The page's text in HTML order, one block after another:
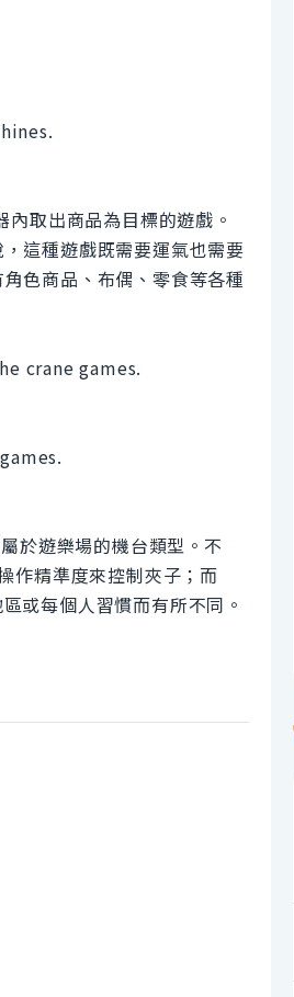
取出商品為目標的遊戲。
這種遊戲既需要運氣也需要
色商品、布偶、零食等各種
crane games.
於遊樂場的機台類型。不
作精準度來控制夾子；而
或每個人習慣而有所不同。